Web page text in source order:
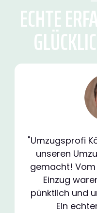
ECHTE
"Umzugsprofi
unseren
gemacht!
Einzug
pünktlich und
Ein